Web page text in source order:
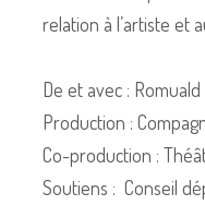
relation à l’artiste et
De et avec :
Production :
Co-production :
Soutiens : Conseil